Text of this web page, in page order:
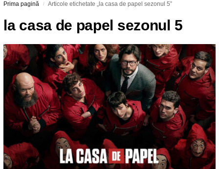
Prima pagină / Articole etichetate „la casa de papel sezonul 5”
la casa de papel sezonul 5